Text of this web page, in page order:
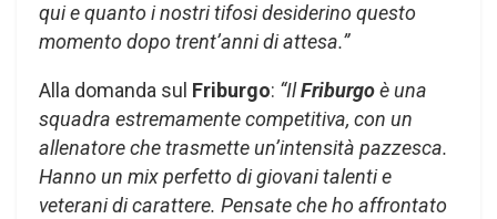
qui e quanto i nostri tifosi desiderino questo
momento dopo trent’anni di attesa.”
Alla domanda sul Friburgo: “IlFriburgoè una
squadra estremamente competitiva, con un
allenatore che trasmette un’intensità pazzesca.
Hanno un mix perfetto di giovani talenti e
veterani di carattere. Pensate che ho affrontato